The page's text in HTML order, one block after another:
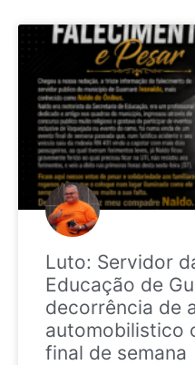
Luto: Servidor
Educação de
decorrência de
automobilistico
final de semana